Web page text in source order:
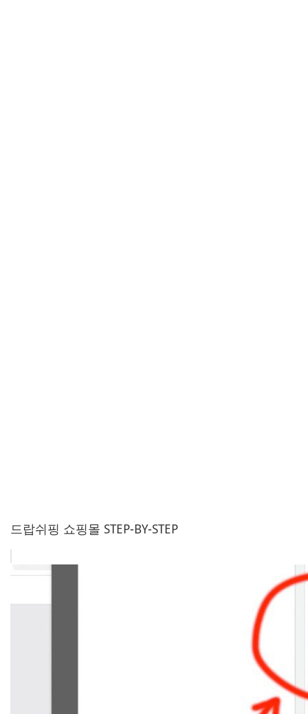
드랍쉬핑 쇼핑몰 STEP-BY-STEP